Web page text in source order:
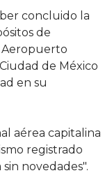
concluido la
de
Aeropuerto
de México
en su
aérea capitalina
registrado
novedades".